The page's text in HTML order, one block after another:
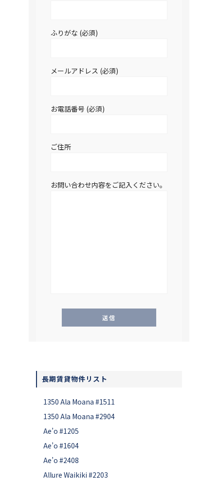
ふりがな (必須)
メールアドレス (必須)
お電話番号 (必須)
ご住所
お問い合わせ内容をご記入ください。
長期賃貸物件リスト
1350 Ala Moana #1511
1350 Ala Moana #2904
Ae’o #1205
Ae’o #1604
Ae’o #2408
Allure Waikiki #2203